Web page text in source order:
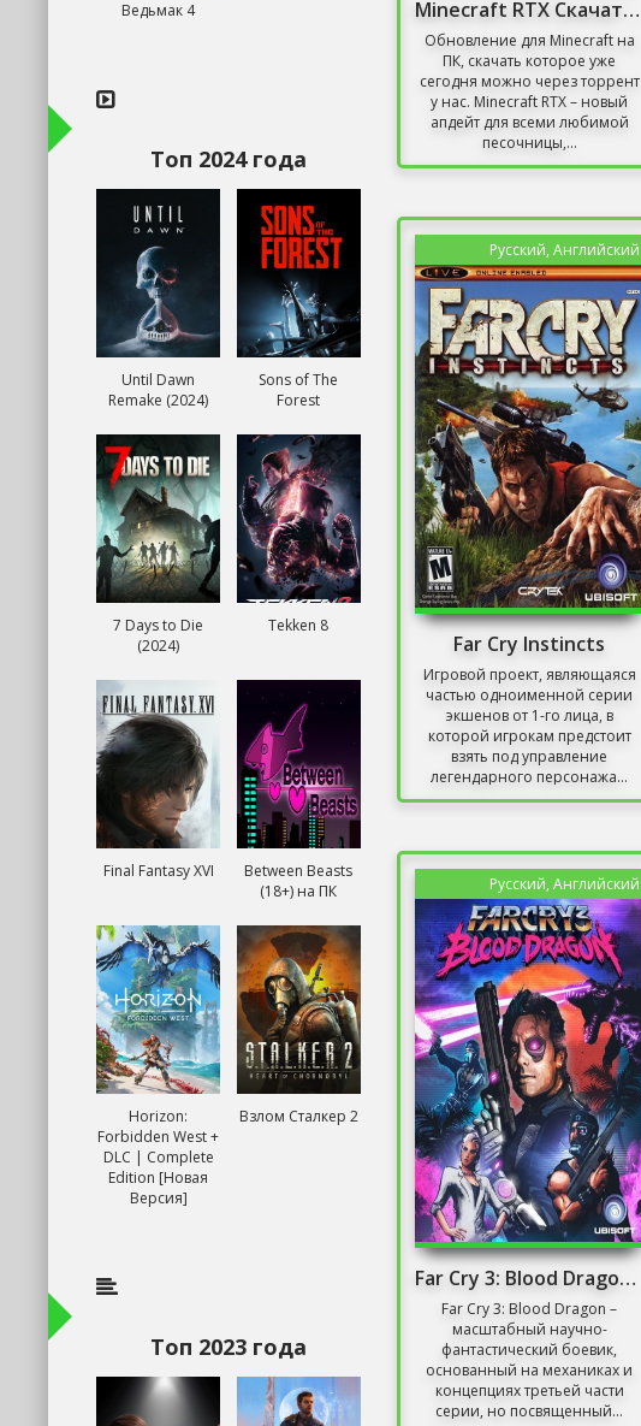
Minecraft RTX Скачать Торрент
Обновление для Minecraft на
ПК, скачать которое уже
сегодня можно через торрент
у нас. Minecraft RTX – новый
апдейт для всеми любимой
песочницы,...
Русский, Английский
Far Cry Instincts
Игровой проект, являющаяся
частью одноименной серии
экшенов от 1-го лица, в
которой игрокам предстоит
взять под управление
легендарного персонажа...
Русский, Английский
Far Cry 3: Blood Dragon Механики
Far Cry 3: Blood Dragon –
масштабный научно-
фантастический боевик,
основанный на механиках и
концепциях третьей части
серии, но посвященный...
Ведьмак 4
Топ 2024 года
Until Dawn
Remake (2024)
Sons of The
Forest
7 Days to Die
(2024)
Tekken 8
Final Fantasy XVI
Between Beasts
(18+) на ПК
Horizon:
Forbidden West +
DLC | Complete
Edition [Новая
Версия]
Взлом Сталкер 2
Топ 2023 года